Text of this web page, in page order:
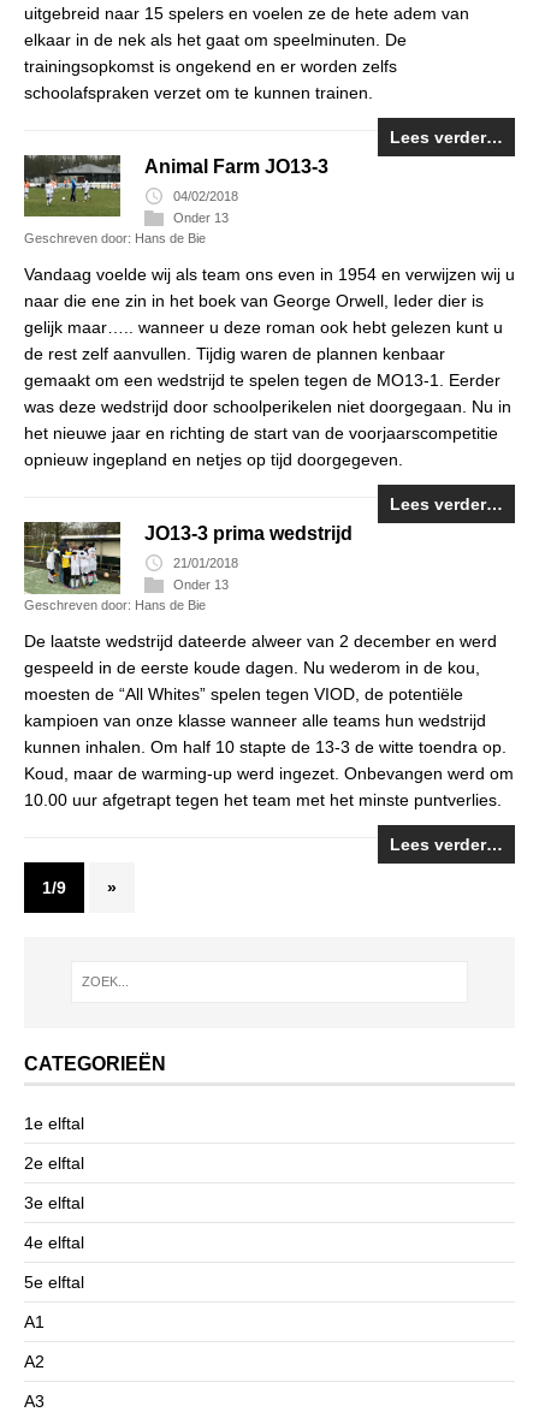
uitgebreid naar 15 spelers en voelen ze de hete adem van
elkaar in de nek als het gaat om speelminuten. De
trainingsopkomst is ongekend en er worden zelfs
schoolafspraken verzet om te kunnen trainen.
Lees verder…
Animal Farm JO13-3
04/02/2018
Onder 13
Geschreven door: Hans de Bie
Vandaag voelde wij als team ons even in 1954 en verwijzen wij u
naar die ene zin in het boek van George Orwell, Ieder dier is
gelijk maar….. wanneer u deze roman ook hebt gelezen kunt u
de rest zelf aanvullen. Tijdig waren de plannen kenbaar
gemaakt om een wedstrijd te spelen tegen de MO13-1. Eerder
was deze wedstrijd door schoolperikelen niet doorgegaan. Nu in
het nieuwe jaar en richting de start van de voorjaarscompetitie
opnieuw ingepland en netjes op tijd doorgegeven.
Lees verder…
JO13-3 prima wedstrijd
21/01/2018
Onder 13
Geschreven door: Hans de Bie
De laatste wedstrijd dateerde alweer van 2 december en werd
gespeeld in de eerste koude dagen. Nu wederom in de kou,
moesten de “All Whites” spelen tegen VIOD, de potentiële
kampioen van onze klasse wanneer alle teams hun wedstrijd
kunnen inhalen. Om half 10 stapte de 13-3 de witte toendra op.
Koud, maar de warming-up werd ingezet. Onbevangen werd om
10.00 uur afgetrapt tegen het team met het minste puntverlies.
Lees verder…
1/9 »
CATEGORIEËN
1e elftal
2e elftal
3e elftal
4e elftal
5e elftal
A1
A2
A3